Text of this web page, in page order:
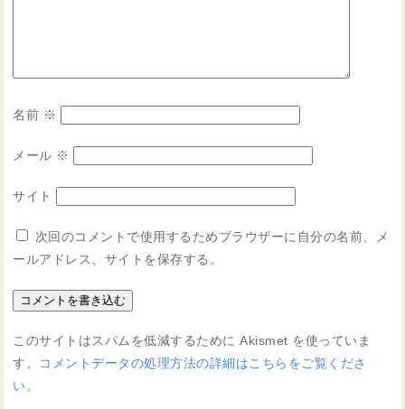
名前 ※
メール ※
サイト
次回のコメントで使用するためブラウザーに自分の名前、メ
ールアドレス、サイトを保存する。
このサイトはスパムを低減するために Akismet を使っていま
す。 コメントデータの処理方法の詳細はこちらをご覧くださ
い。